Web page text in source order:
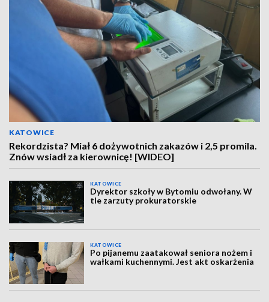
KATOWICE
Rekordzista? Miał 6 dożywotnich zakazów i 2,5 promila.
Znów wsiadł za kierownicę! [WIDEO]
KATOWICE
Dyrektor szkoły w Bytomiu odwołany. W
tle zarzuty prokuratorskie
KATOWICE
Po pijanemu zaatakował seniora nożem i
wałkami kuchennymi. Jest akt oskarżenia